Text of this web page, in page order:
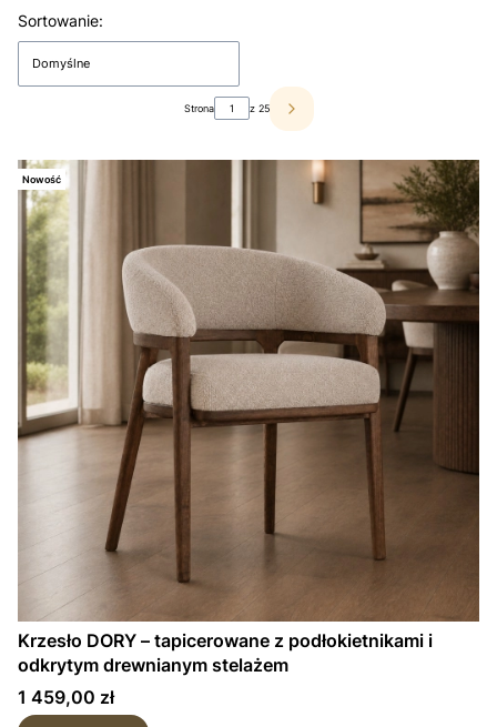
Lista produktów
Sortowanie:
Domyślne
Strona z 25
Następne produkty
Nowość
Krzesło DORY – tapicerowane z podłokietnikami i
odkrytym drewnianym stelażem
Cena
1 459,00 zł